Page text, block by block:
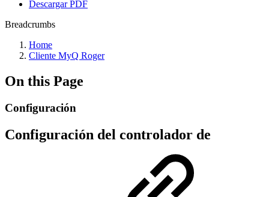
Descargar PDF
Breadcrumbs
Home
Cliente MyQ Roger
On this Page
Configuración
Configuración del controlador de